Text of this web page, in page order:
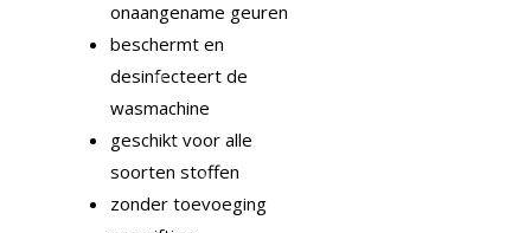
onaangename geuren
beschermt en
desinfecteert de
wasmachine
geschikt voor alle
soorten stoffen
zonder toevoeging